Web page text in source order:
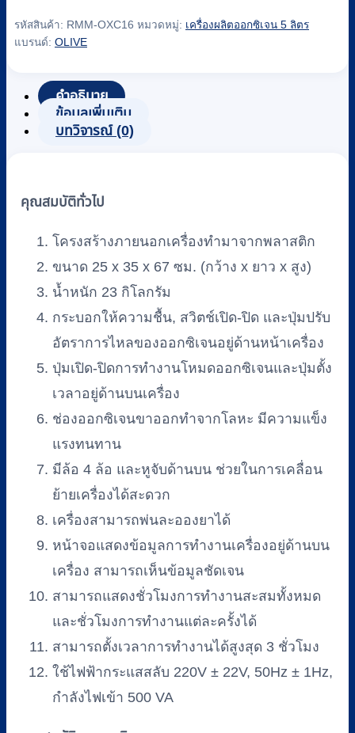
รหัสสินค้า: RMM-OXC16 หมวดหมู่: เครื่องผลิตออกซิเจน 5 ลิตร
แบรนด์: OLIVE
คำอธิบาย
ข้อมูลเพิ่มเติม
บทวิจารณ์ (0)
คุณสมบัติทั่วไป
โครงสร้างภายนอกเครื่องทำมาจากพลาสติก
ขนาด 25 x 35 x 67 ซม. (กว้าง x ยาว x สูง)
น้ำหนัก 23 กิโลกรัม
กระบอกให้ความชื้น, สวิตช์เปิด-ปิด และปุ่มปรับ
อัตราการไหลของออกซิเจนอยู่ด้านหน้าเครื่อง
ปุ่มเปิด-ปิดการทำงานโหมดออกซิเจนและปุ่มตั้ง
เวลาอยู่ด้านบนเครื่อง
ช่องออกซิเจนขาออกทำจากโลหะ มีความแข็ง
แรงทนทาน
มีล้อ 4 ล้อ และหูจับด้านบน ช่วยในการเคลื่อน
ย้ายเครื่องได้สะดวก
เครื่องสามารถพ่นละอองยาได้
หน้าจอแสดงข้อมูลการทำงานเครื่องอยู่ด้านบน
เครื่อง สามารถเห็นข้อมูลชัดเจน
สามารถแสดงชั่วโมงการทำงานสะสมทั้งหมด
และชั่วโมงการทำงานแต่ละครั้งได้
สามารถตั้งเวลาการทำงานได้สูงสุด 3 ชั่วโมง
ใช้ไฟฟ้ากระแสสลับ 220V ± 22V, 50Hz ± 1Hz,
กำลังไฟเข้า 500 VA